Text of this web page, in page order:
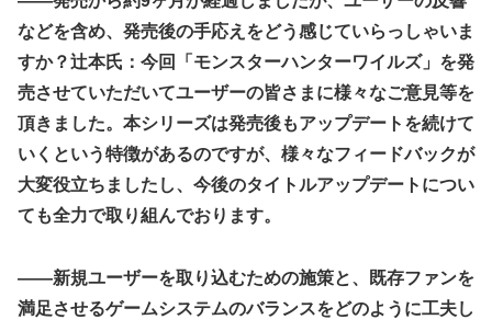
などを含め、発売後の手応えをどう感じていらっしゃいま
すか？辻本氏：今回「モンスターハンターワイルズ」を発
売させていただいてユーザーの皆さまに様々なご意見等を
頂きました。本シリーズは発売後もアップデートを続けて
いくという特徴があるのですが、様々なフィードバックが
大変役立ちましたし、今後のタイトルアップデートについ
ても全力で取り組んでおります。
――新規ユーザーを取り込むための施策と、既存ファンを
満足させるゲームシステムのバランスをどのように工夫し